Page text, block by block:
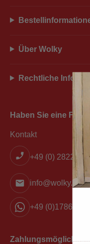
Über Wolky
Rechtliche
Haben Sie eine
Kontakt
+49 (0) 2822
info@wolky.de
+49